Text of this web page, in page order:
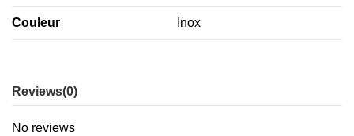
Couleur Inox
Reviews(0)
No reviews